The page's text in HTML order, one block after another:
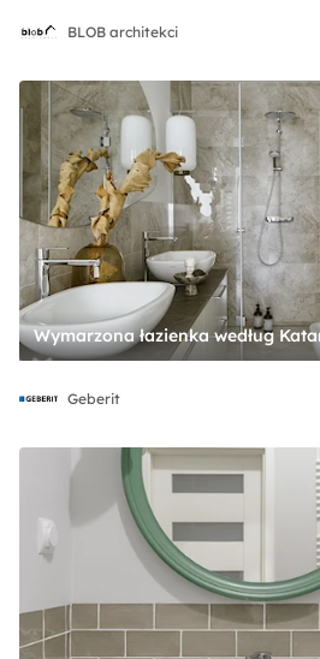
BLOB architekci
Geberit